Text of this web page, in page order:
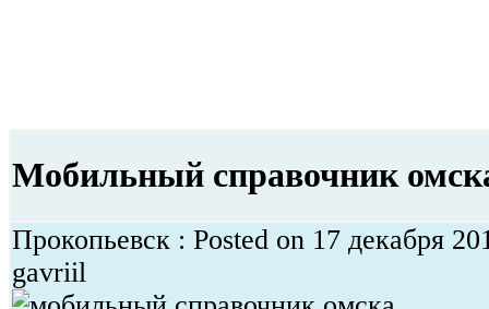
Мобильный справочник
Прокопьевск : Posted on 17 декабря
gavriil